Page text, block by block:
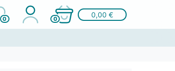
0 0
0,00 €